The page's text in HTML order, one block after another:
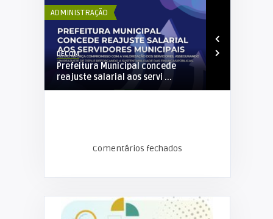
ADMINISTRAÇÃO
Elker Winther
Prefeitura de Alta Floresta D’Oeste
iniciará fisca ...
Comentários fechados